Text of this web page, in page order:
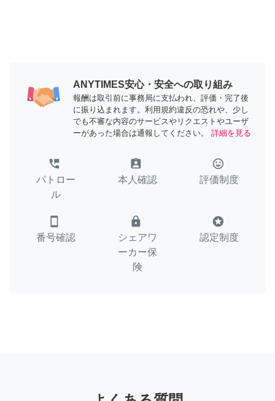
ANYTIMES安心・安全への取り組み
報酬は取引前に事務局に支払われ、評価・完了後
に振り込まれます。利用規約違反の恐れや、少し
でも不審な内容のサービスやリクエストやユーザ
ーがあった場合は通報してください。
詳細を見る
perm_phone_msg
パトロー
ル
assignment_ind
本人確認
tag_faces
評価制度
smartphone
番号確認
lock
シェアワ
ーカー保
険
stars
認定制度